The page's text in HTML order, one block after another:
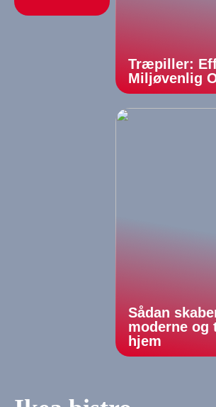
Træpiller:
Miljøvenlig
Sådan
moderne og
hjem